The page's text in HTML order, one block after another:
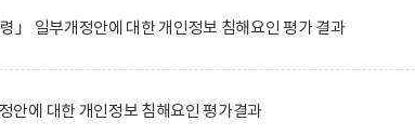
」 일부개정안에 대한 개인정보 침해요인 평가 결과
안에 대한 개인정보 침해요인 평가결과